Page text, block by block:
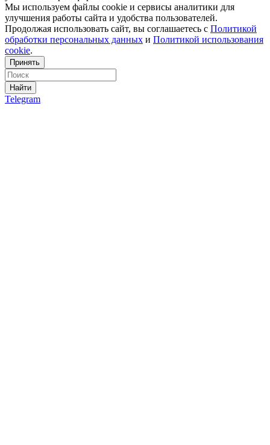
Мы используем файлы cookie и сервисы аналитики для
улучшения работы сайта и удобства пользователей.
Продолжая использовать сайт, вы соглашаетесь с Политикой
обработки персональных данных и Политикой использования
cookie.
Принять
Найти
Telegram